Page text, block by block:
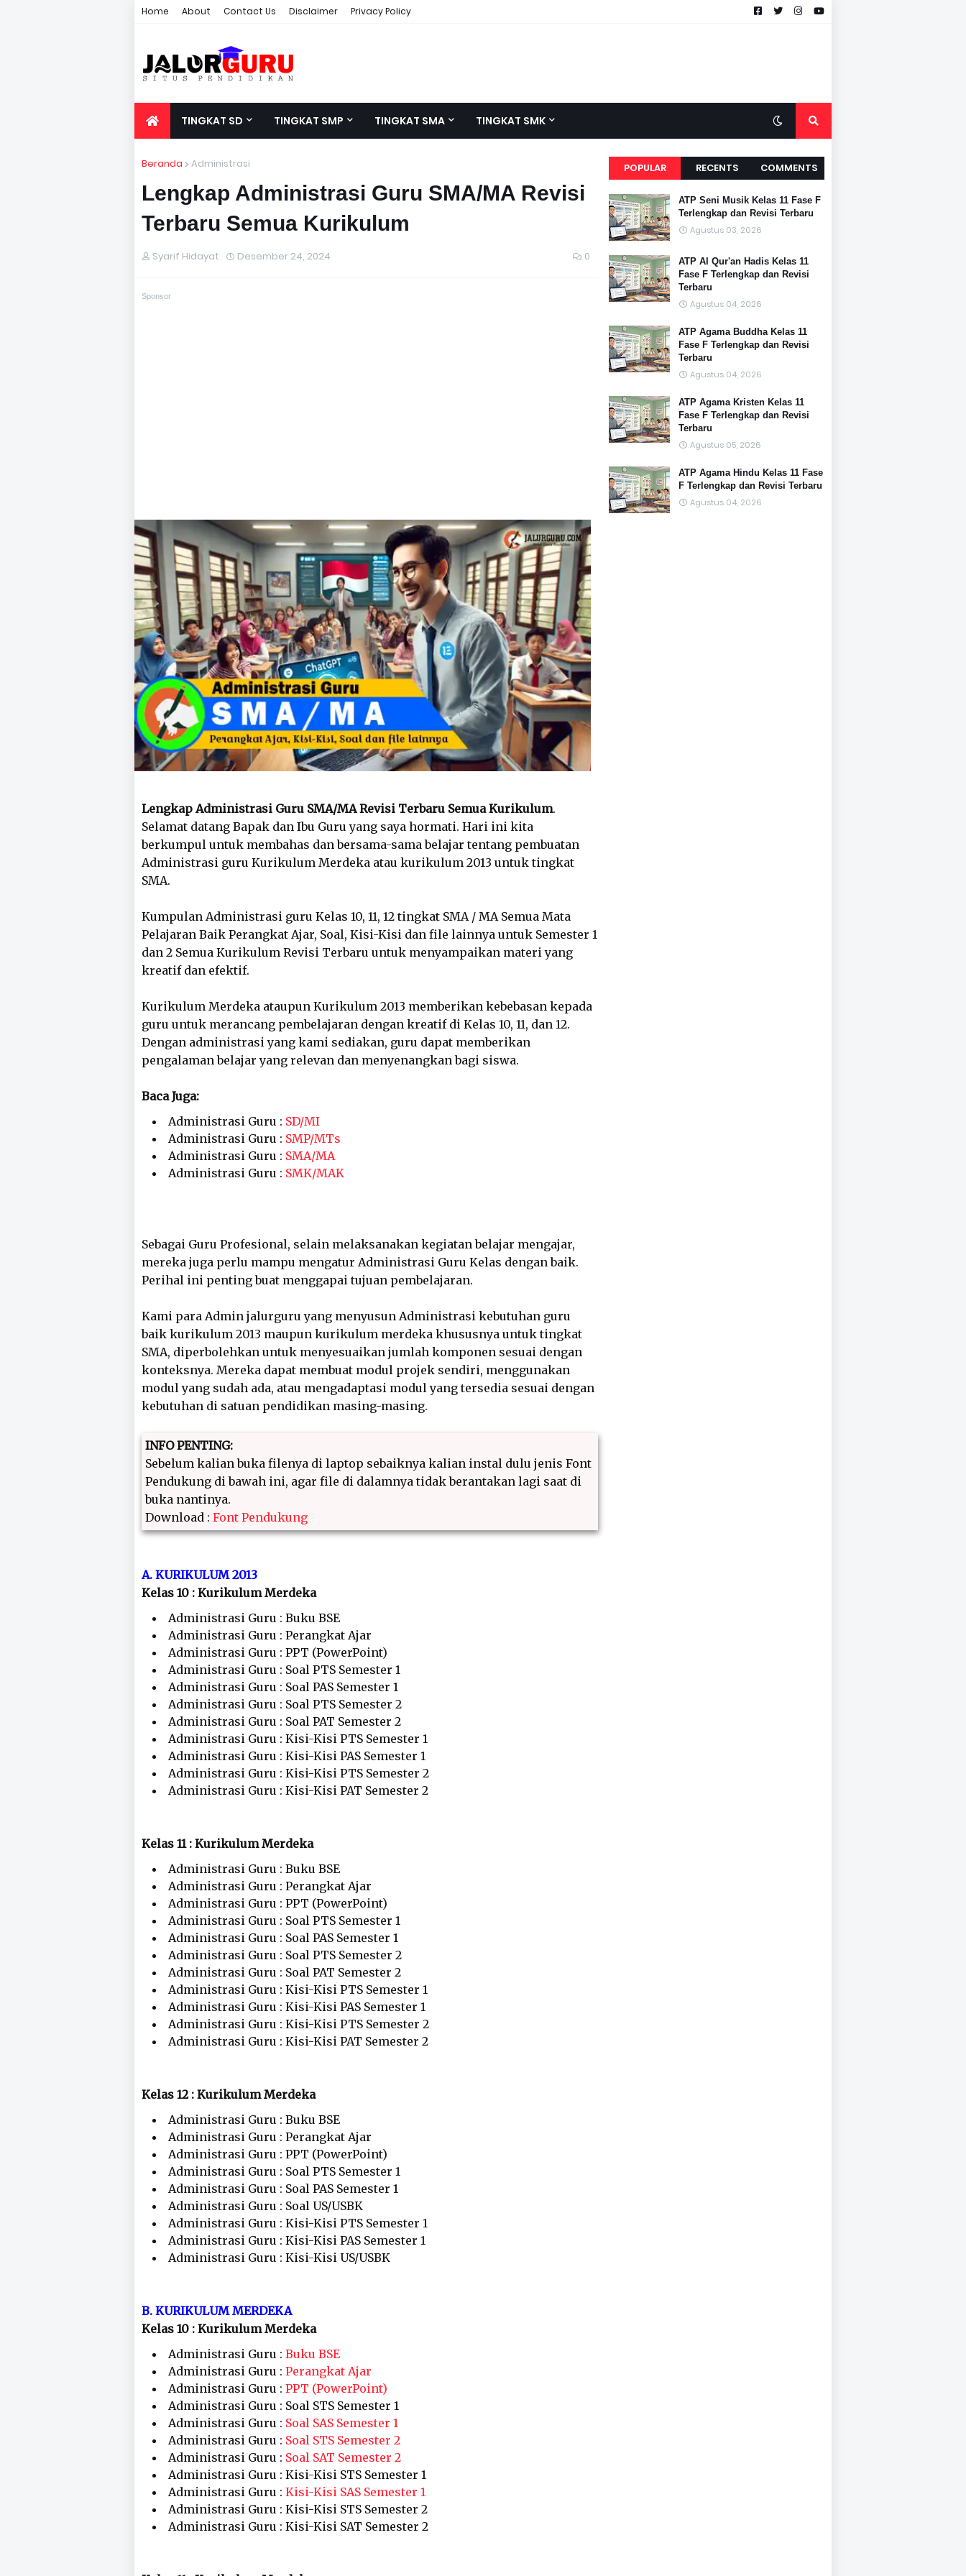
Home About Contact Us Disclaimer Privacy Policy
TINGKAT SD TINGKAT SMP TINGKAT SMA TINGKAT SMK
Beranda Administrasi
Lengkap Administrasi Guru SMA/MA Revisi
Terbaru Semua Kurikulum
Syarif Hidayat Desember 24, 2024 0
Sponsor
Lengkap Administrasi Guru SMA/MA Revisi Terbaru Semua Kurikulum.
Selamat datang Bapak dan Ibu Guru yang saya hormati. Hari ini kita
berkumpul untuk membahas dan bersama-sama belajar tentang pembuatan
Administrasi guru Kurikulum Merdeka atau kurikulum 2013 untuk tingkat
SMA.
Kumpulan Administrasi guru Kelas 10, 11, 12 tingkat SMA / MA Semua Mata
Pelajaran Baik Perangkat Ajar, Soal, Kisi-Kisi dan file lainnya untuk Semester 1
dan 2 Semua Kurikulum Revisi Terbaru untuk menyampaikan materi yang
kreatif dan efektif.
Kurikulum Merdeka ataupun Kurikulum 2013 memberikan kebebasan kepada
guru untuk merancang pembelajaran dengan kreatif di Kelas 10, 11, dan 12.
Dengan administrasi yang kami sediakan, guru dapat memberikan
pengalaman belajar yang relevan dan menyenangkan bagi siswa.
Baca Juga:
Administrasi Guru : SD/MI
Administrasi Guru : SMP/MTs
Administrasi Guru : SMA/MA
Administrasi Guru : SMK/MAK
Sebagai Guru Profesional, selain melaksanakan kegiatan belajar mengajar,
mereka juga perlu mampu mengatur Administrasi Guru Kelas dengan baik.
Perihal ini penting buat menggapai tujuan pembelajaran.
Kami para Admin jalurguru yang menyusun Administrasi kebutuhan guru
baik kurikulum 2013 maupun kurikulum merdeka khususnya untuk tingkat
SMA, diperbolehkan untuk menyesuaikan jumlah komponen sesuai dengan
konteksnya. Mereka dapat membuat modul projek sendiri, menggunakan
modul yang sudah ada, atau mengadaptasi modul yang tersedia sesuai dengan
kebutuhan di satuan pendidikan masing-masing.
INFO PENTING:
Sebelum kalian buka filenya di laptop sebaiknya kalian instal dulu jenis Font
Pendukung di bawah ini, agar file di dalamnya tidak berantakan lagi saat di
buka nantinya.
Download : Font Pendukung
A. KURIKULUM 2013
Kelas 10 : Kurikulum Merdeka
Administrasi Guru : Buku BSE
Administrasi Guru : Perangkat Ajar
Administrasi Guru : PPT (PowerPoint)
Administrasi Guru : Soal PTS Semester 1
Administrasi Guru : Soal PAS Semester 1
Administrasi Guru : Soal PTS Semester 2
Administrasi Guru : Soal PAT Semester 2
Administrasi Guru : Kisi-Kisi PTS Semester 1
Administrasi Guru : Kisi-Kisi PAS Semester 1
Administrasi Guru : Kisi-Kisi PTS Semester 2
Administrasi Guru : Kisi-Kisi PAT Semester 2
Kelas 11 : Kurikulum Merdeka
Administrasi Guru : Buku BSE
Administrasi Guru : Perangkat Ajar
Administrasi Guru : PPT (PowerPoint)
Administrasi Guru : Soal PTS Semester 1
Administrasi Guru : Soal PAS Semester 1
Administrasi Guru : Soal PTS Semester 2
Administrasi Guru : Soal PAT Semester 2
Administrasi Guru : Kisi-Kisi PTS Semester 1
Administrasi Guru : Kisi-Kisi PAS Semester 1
Administrasi Guru : Kisi-Kisi PTS Semester 2
Administrasi Guru : Kisi-Kisi PAT Semester 2
Kelas 12 : Kurikulum Merdeka
Administrasi Guru : Buku BSE
Administrasi Guru : Perangkat Ajar
Administrasi Guru : PPT (PowerPoint)
Administrasi Guru : Soal PTS Semester 1
Administrasi Guru : Soal PAS Semester 1
Administrasi Guru : Soal US/USBK
Administrasi Guru : Kisi-Kisi PTS Semester 1
Administrasi Guru : Kisi-Kisi PAS Semester 1
Administrasi Guru : Kisi-Kisi US/USBK
B. KURIKULUM MERDEKA
Kelas 10 : Kurikulum Merdeka
Administrasi Guru : Buku BSE
Administrasi Guru : Perangkat Ajar
Administrasi Guru : PPT (PowerPoint)
Administrasi Guru : Soal STS Semester 1
Administrasi Guru : Soal SAS Semester 1
Administrasi Guru : Soal STS Semester 2
Administrasi Guru : Soal SAT Semester 2
Administrasi Guru : Kisi-Kisi STS Semester 1
Administrasi Guru : Kisi-Kisi SAS Semester 1
Administrasi Guru : Kisi-Kisi STS Semester 2
Administrasi Guru : Kisi-Kisi SAT Semester 2
POPULAR RECENTS COMMENTS
ATP Seni Musik Kelas 11 Fase F
Terlengkap dan Revisi Terbaru
Agustus 03, 2026
ATP Al Qur'an Hadis Kelas 11
Fase F Terlengkap dan Revisi
Terbaru
Agustus 04, 2026
ATP Agama Buddha Kelas 11
Fase F Terlengkap dan Revisi
Terbaru
Agustus 04, 2026
ATP Agama Kristen Kelas 11
Fase F Terlengkap dan Revisi
Terbaru
Agustus 05, 2026
ATP Agama Hindu Kelas 11 Fase
F Terlengkap dan Revisi Terbaru
Agustus 04, 2026